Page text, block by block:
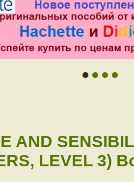
AND
LEVEL 3)